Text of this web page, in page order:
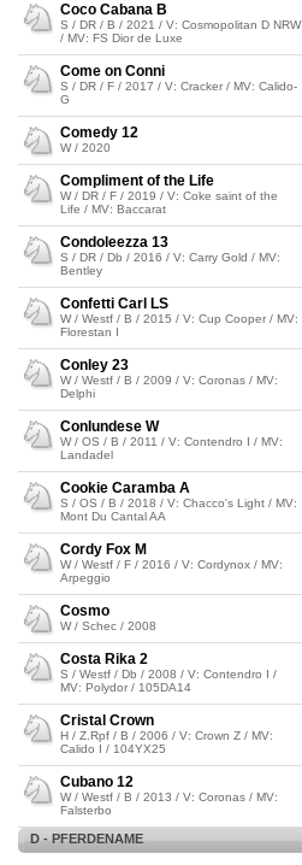
Coco Cabana B
S / DR / B / 2021 / V: Cosmopolitan D NRW
/ MV: FS Dior de Luxe
Come on Conni
S / DR / F / 2017 / V: Cracker / MV: Calido-
G
Comedy 12
W / 2020
Compliment of the Life
W / DR / F / 2019 / V: Coke saint of the
Life / MV: Baccarat
Condoleezza 13
S / DR / Db / 2016 / V: Carry Gold / MV:
Bentley
Confetti Carl LS
W / Westf / B / 2015 / V: Cup Cooper / MV:
Florestan I
Conley 23
W / Westf / B / 2009 / V: Coronas / MV:
Delphi
Conlundese W
W / OS / B / 2011 / V: Contendro I / MV:
Landadel
Cookie Caramba A
S / OS / B / 2018 / V: Chacco's Light / MV:
Mont Du Cantal AA
Cordy Fox M
W / Westf / F / 2016 / V: Cordynox / MV:
Arpeggio
Cosmo
W / Schec / 2008
Costa Rika 2
S / Westf / Db / 2008 / V: Contendro I /
MV: Polydor / 105DA14
Cristal Crown
H / Z.Rpf / B / 2006 / V: Crown Z / MV:
Calido I / 104YX25
Cubano 12
W / Westf / B / 2013 / V: Coronas / MV:
Falsterbo
D - PFERDENAME